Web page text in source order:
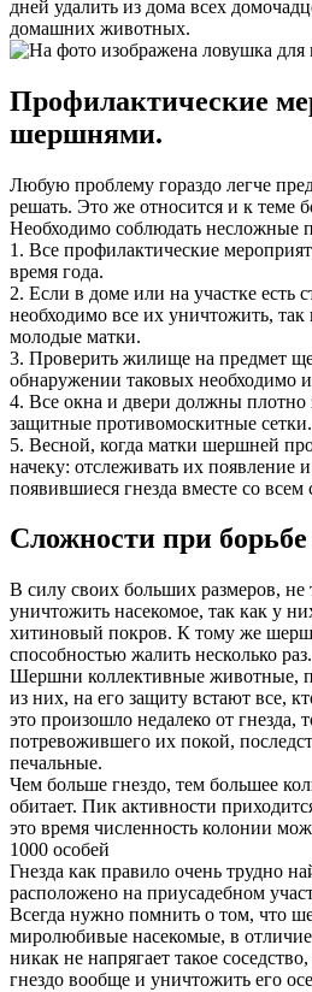
дней удалить из дома всех
домашних животных.
Профилактические
шершнями.
Любую проблему гораздо легче
решать. Это же относится и к теме
Необходимо соблюдать несложные
1. Все профилактические
время года.
2. Если в доме или на участке есть
необходимо все их уничтожить, так
молодые матки.
3. Проверить жилище на предмет
обнаружении таковых необходимо
4. Все окна и двери должны плотно
защитные противомоскитные сетки.
5. Весной, когда матки шершней
начеку: отслеживать их появление
появившиеся гнезда вместе со
Сложности при
В силу своих больших размеров, не
уничтожить насекомое, так как у
хитиновый покров. К тому же
способностью жалить несколько раз.
Шершни коллективные животные,
из них, на его защиту встают все,
это произошло недалеко от гнезда,
потревожившего их покой,
печальные.
Чем больше гнездо, тем большее
обитает. Пик активности
это время численность колонии
1000 особей
Гнезда как правило очень трудно
расположено на приусадебном
Всегда нужно помнить о том, что
миролюбивые насекомые, в отличие
никак не напрягает такое
гнездо вообще и уничтожить его